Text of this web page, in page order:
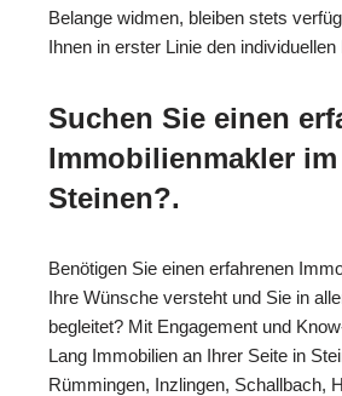
Belange widmen, bleiben stets
Ihnen in erster Linie den individuellen
Suchen Sie einen
Immobilienmakler im
Steinen?.
Benötigen Sie einen erfahrenen
Ihre Wünsche versteht und Sie in
begleitet? Mit Engagement und
Lang Immobilien an Ihrer Seite in
Rümmingen, Inzlingen, Schallbach,